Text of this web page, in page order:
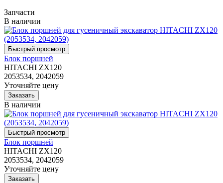
Запчасти
В наличии
Блок поршней
HITACHI ZX120
2053534, 2042059
Уточняйте цену
В наличии
Блок поршней
HITACHI ZX120
2053534, 2042059
Уточняйте цену